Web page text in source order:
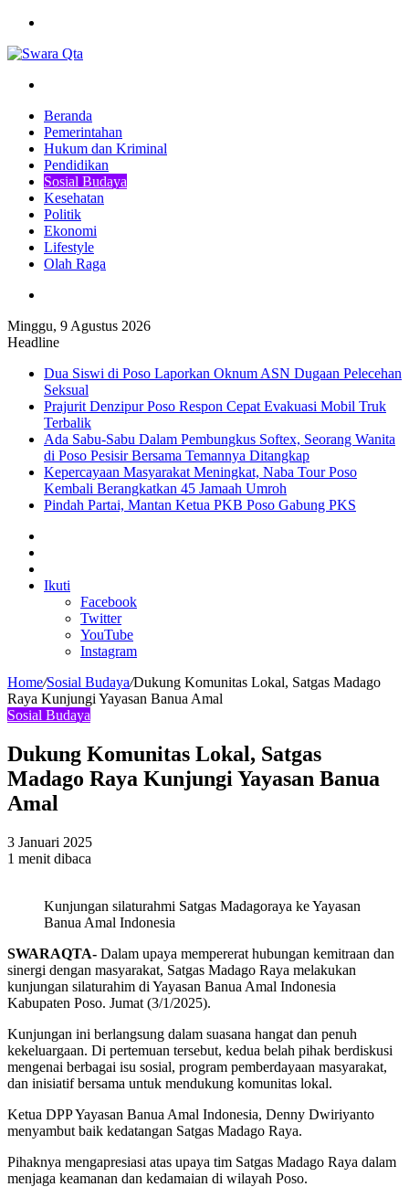
Beranda
Pemerintahan
Hukum dan Kriminal
Pendidikan
Sosial Budaya
Kesehatan
Politik
Ekonomi
Lifestyle
Olah Raga
Minggu, 9 Agustus 2026
Headline
Dua Siswi di Poso Laporkan Oknum ASN Dugaan Pelecehan
Seksual
Prajurit Denzipur Poso Respon Cepat Evakuasi Mobil Truk
Terbalik
Ada Sabu-Sabu Dalam Pembungkus Softex, Seorang Wanita
di Poso Pesisir Bersama Temannya Ditangkap
Kepercayaan Masyarakat Meningkat, Naba Tour Poso
Kembali Berangkatkan 45 Jamaah Umroh
Pindah Partai, Mantan Ketua PKB Poso Gabung PKS
In
Ikuti
Facebook
Twitter
YouTube
Instagram
Home/Sosial Budaya/Dukung Komunitas Lokal, Satgas Madago
Raya Kunjungi Yayasan Banua Amal
Sosial Budaya
Dukung Komunitas Lokal, Satgas
Madago Raya Kunjungi Yayasan Banua
Amal
3 Januari 2025
1 menit dibaca
Kunjungan silaturahmi Satgas Madagoraya ke Yayasan
Banua Amal Indonesia
SWARAQTA- Dalam upaya mempererat hubungan kemitraan dan
sinergi dengan masyarakat, Satgas Madago Raya melakukan
kunjungan silaturahim di Yayasan Banua Amal Indonesia
Kabupaten Poso. Jumat (3/1/2025).
Kunjungan ini berlangsung dalam suasana hangat dan penuh
kekeluargaan. Di pertemuan tersebut, kedua belah pihak berdiskusi
mengenai berbagai isu sosial, program pemberdayaan masyarakat,
dan inisiatif bersama untuk mendukung komunitas lokal.
Ketua DPP Yayasan Banua Amal Indonesia, Denny Dwiriyanto
menyambut baik kedatangan Satgas Madago Raya.
Pihaknya mengapresiasi atas upaya tim Satgas Madago Raya dalam
menjaga keamanan dan kedamaian di wilayah Poso.